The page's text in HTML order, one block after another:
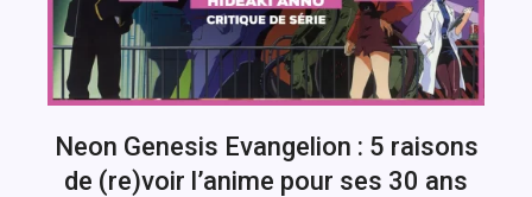
Neon Genesis Evangelion : 5 raisons
de (re)voir l’anime pour ses 30 ans